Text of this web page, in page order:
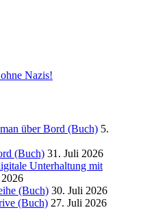
über Bord (Buch) 5.
(Buch) 31. Juli 2026
Unterhaltung mit
(Buch) 30. Juli 2026
(Buch) 27. Juli 2026